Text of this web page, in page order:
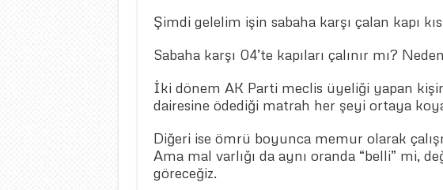
Şimdi gelelim işin sabaha karşı çalan kapı
Sabaha karşı 04’te kapıları çalınır mı?
İki dönem AK Parti meclis üyeliği yapan
dairesine ödediği matrah her şeyi ortaya
Diğeri ise ömrü boyunca memur olarak
Ama mal varlığı da aynı oranda “belli” mi,
göreceğiz.